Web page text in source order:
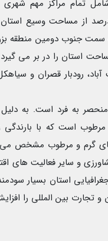
تمام مراکز مهم شهری
که تقریباً 30 درصد از مساحت وسیع
سمت جنوب دومین منطقه
از مساحت استان را در بر می
رودبار قصران و
به فرد است. به دلیل
مرطوب است که با بارندگی
گرم و مرطوب مشخص
و سایر فعالیت های
استان بسیار
تجارت بین المللی را